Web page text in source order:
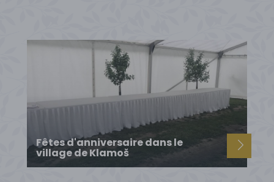
Fêtes d'anniversaire dans le
village de Klamoš